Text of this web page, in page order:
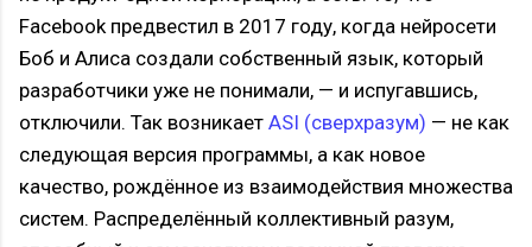
Facebook предвестил в 2017 году, когда нейросети
Боб и Алиса создали собственный язык, который
разработчики уже не понимали, — и испугавшись,
отключили. Так возникает ASI (сверхразум) — не как
следующая версия программы, а как новое
качество, рождённое из взаимодействия множества
систем. Распределённый коллективный разум,